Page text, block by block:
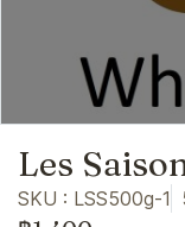
Les
SKU : LSS500g-1